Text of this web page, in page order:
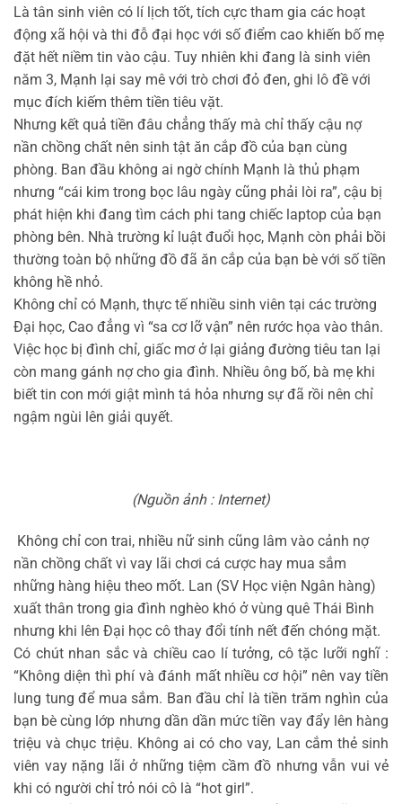
Là tân sinh viên có lí lịch tốt, tích cực tham gia các hoạt
động xã hội và thi đỗ đại học với số điểm cao khiến bố mẹ
đặt hết niềm tin vào cậu. Tuy nhiên khi đang là sinh viên
năm 3, Mạnh lại say mê với trò chơi đỏ đen, ghi lô đề với
mục đích kiếm thêm tiền tiêu vặt.
Nhưng kết quả tiền đâu chẳng thấy mà chỉ thấy cậu nợ
nần chồng chất nên sinh tật ăn cắp đồ của bạn cùng
phòng. Ban đầu không ai ngờ chính Mạnh là thủ phạm
nhưng “cái kim trong bọc lâu ngày cũng phải lòi ra”, cậu bị
phát hiện khi đang tìm cách phi tang chiếc laptop của bạn
phòng bên. Nhà trường kỉ luật đuổi học, Mạnh còn phải bồi
thường toàn bộ những đồ đã ăn cắp của bạn bè với số tiền
không hề nhỏ.
Không chỉ có Mạnh, thực tế nhiều sinh viên tại các trường
Đại học, Cao đẳng vì “sa cơ lỡ vận” nên rước họa vào thân.
Việc học bị đình chỉ, giấc mơ ở lại giảng đường tiêu tan lại
còn mang gánh nợ cho gia đình. Nhiều ông bố, bà mẹ khi
biết tin con mới giật mình tá hỏa nhưng sự đã rồi nên chỉ
ngậm ngùi lên giải quyết.
(Nguồn ảnh : Internet)
Không chỉ con trai, nhiều nữ sinh cũng lâm vào cảnh nợ
nần chồng chất vì vay lãi chơi cá cược hay mua sắm
những hàng hiệu theo mốt. Lan (SV Học viện Ngân hàng)
xuất thân trong gia đình nghèo khó ở vùng quê Thái Bình
nhưng khi lên Đại học cô thay đổi tính nết đến chóng mặt.
Có chút nhan sắc và chiều cao lí tưởng, cô tặc lưỡi nghĩ :
“Không diện thì phí và đánh mất nhiều cơ hội” nên vay tiền
lung tung để mua sắm. Ban đầu chỉ là tiền trăm nghìn của
bạn bè cùng lớp nhưng dần dần mức tiền vay đẩy lên hàng
triệu và chục triệu. Không ai có cho vay, Lan cắm thẻ sinh
viên vay nặng lãi ở những tiệm cầm đồ nhưng vẫn vui vẻ
khi có người chỉ trỏ nói cô là “hot girl”.